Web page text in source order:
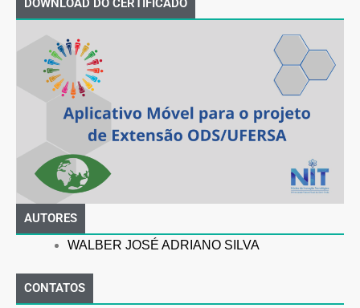
AUTORES
WALBER JOSÉ ADRIANO SILVA
CONTATOS